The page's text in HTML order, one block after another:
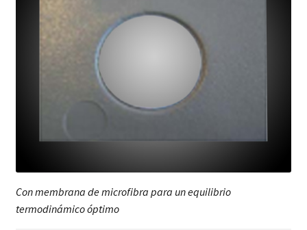
Con membrana de microfibra para un equilibrio
termodinámico óptimo